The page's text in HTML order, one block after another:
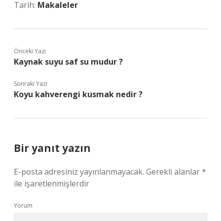
Tarih: Makaleler
Önceki Yazı
Kaynak suyu saf su mudur ?
Sonraki Yazı
Koyu kahverengi kusmak nedir ?
Bir yanıt yazın
E-posta adresiniz yayınlanmayacak. Gerekli alanlar*
ile işaretlenmişlerdir
Yorum